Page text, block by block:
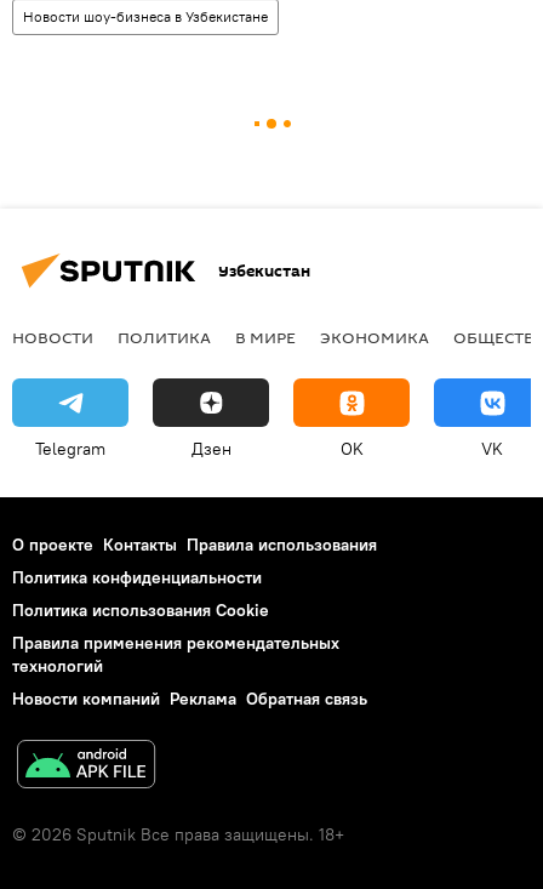
Новости шоу-бизнеса в Узбекистане
Узбекистан
НОВОСТИ ПОЛИТИКА В МИРЕ ЭКОНОМИКА
Telegram Дзен OK VK
О проекте Контакты Правила использования
Политика конфиденциальности
Политика использования Cookie
Правила применения рекомендательных
технологий
Новости компаний Реклама Обратная связь
© 2026 Sputnik Все права защищены. 18+